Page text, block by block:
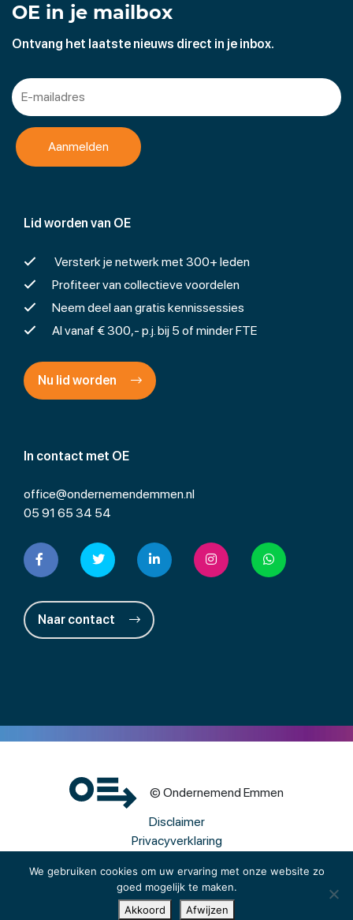
We gebruiken cookies om uw ervaring met onze website zo
goed mogelijk te maken.
Akkoord
Afwijzen
In contact met OE
office@ondernemendemmen.nl
05 91 65 34 54
Naar contact
Lid worden van OE
Versterk je netwerk met 300+ leden
Profiteer van collectieve voordelen
Neem deel aan gratis kennissessies
Al vanaf € 300,- p.j. bij 5 of minder FTE
Nu lid worden
OE in je mailbox
Ontvang het laatste nieuws direct in je inbox.
© Ondernemend Emmen
Disclaimer
Privacyverklaring
Een wwwebsite van Webba